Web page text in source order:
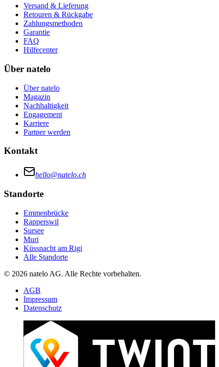
Versand & Lieferung
Retouren & Rückgabe
Zahlungsmethoden
Garantie
FAQ
Hilfecenter
Über natelo
Über natelo
Magazin
Nachhaltigkeit
Engagement
Karriere
Partner werden
Kontakt
hello@natelo.ch
Standorte
Emmenbrücke
Rapperswil
Sursee
Muri
Küssnacht am Rigi
Alle Standorte
© 2026 natelo AG. Alle Rechte vorbehalten.
AGB
Impressum
Datenschutz